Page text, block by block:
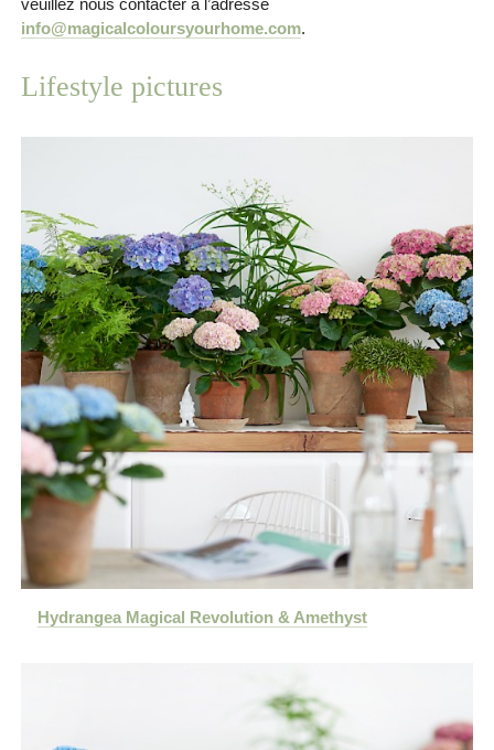
veuillez nous contacter à l’adresse
info@magicalcoloursyourhome.com.
Lifestyle pictures
Hydrangea Magical Revolution & Amethyst